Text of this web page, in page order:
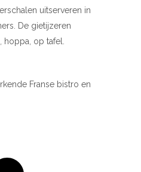
uitserveren in
De gietijzeren
op tafel.
Franse bistro en